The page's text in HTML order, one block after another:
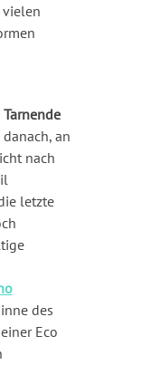
vielen
Tarnende
an
nach
letzte
des
Eco